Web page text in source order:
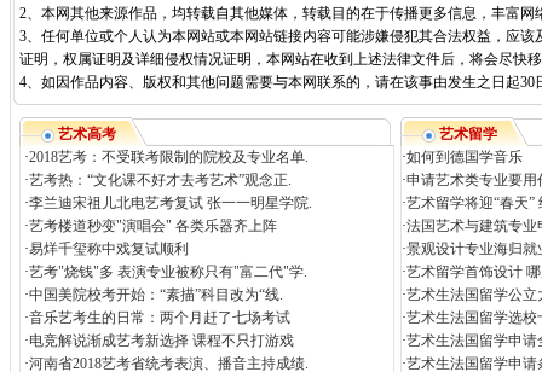
2、本网其他来源作品，均转载自其他媒体，转载目的在于传播更多信息，丰富
3、任何单位或个人认为本网站或本网站链接内容可能涉嫌侵犯其合法权益，应
证明，权属证明及详细侵权情况证明，本网站在收到上述法律文件后，将会尽快
4、如因作品内容、版权和其他问题需要与本网联系的，请在该事由发生之日起30
艺术高考
·2018艺考：不受联考限制的院校及专业名单.
·艺考热：“文化课不好才去考艺术”观念正.
·李兰迪宋祖儿北电艺考复试 张一一明星学院.
·艺考楼道秒变"演唱会" 各类乐器齐上阵
·易烊千玺称中戏复试顺利
·艺考"烧钱"多 表演专业被称只有"富二代"学.
·中国美院校考开始：“素描”科目改为“线.
·音乐艺考生的日常：两个月赶了七场考试
·电竞解说渐成艺考新选择 课程不只打游戏
·河南省2018艺考省统考表演、播音主持成绩.
艺术留学
·如何到德国学音乐
·申请艺术类专业要用
·艺术留学将迎“春天”
·法国艺术与建筑专业
·景观设计专业海归就
·艺术留学首饰设计
·艺术生法国留学公立
·艺术生法国留学选校
·艺术生法国留学申请
·艺术生法国留学申请